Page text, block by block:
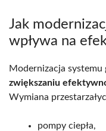
Jak
wpływa na
Modernizacja
zwiększaniu
Wymiana
pompy ciepła,